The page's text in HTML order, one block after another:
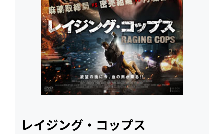
レイジング・コップス